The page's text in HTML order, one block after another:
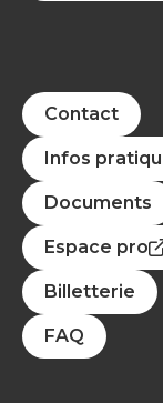
Contact
Infos
Documents
Espace pro
Billetterie
FAQ